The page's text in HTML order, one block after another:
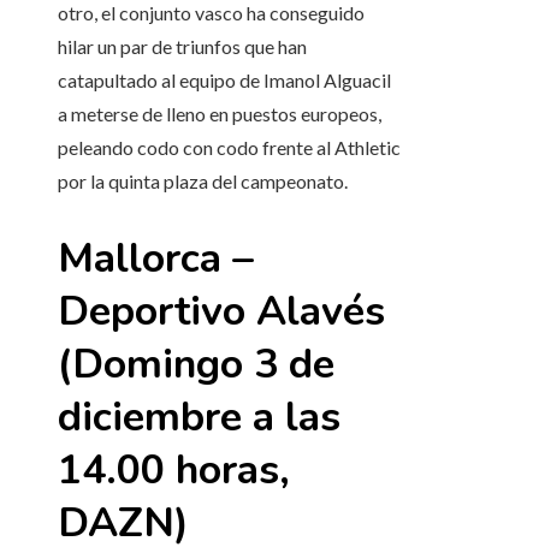
otro, el conjunto vasco ha conseguido
hilar un par de triunfos que han
catapultado al equipo de Imanol Alguacil
a meterse de lleno en puestos europeos,
peleando codo con codo frente al Athletic
por la quinta plaza del campeonato.
Mallorca –
Deportivo Alavés
(Domingo 3 de
diciembre a las
14.00 horas,
DAZN)